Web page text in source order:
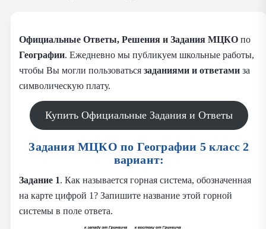
Официальные Ответы, Решения и Задания МЦКО по
Географии. Ежедневно мы публикуем школьные работы,
чтобы Вы могли пользоваться заданиями и ответами за
символическую плату.
Купить Официальные Задания и Ответы
Задания МЦКО по Географии 5 класс 2
вариант:
Задание 1. Как называется горная система, обозначенная
на карте цифрой 1? Запишите название этой горной
системы в поле ответа.